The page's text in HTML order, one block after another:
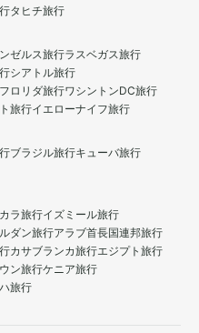
タヒチ旅行
ゼルス旅行ラスベガス旅行
シアトル旅行
フロリダ旅行ワシントンDC旅行
旅行イエローナイフ旅行
ブラジル旅行キューバ旅行
ラ旅行イズミール旅行
ダン旅行アラブ首長国連邦旅行
カサブランカ旅行エジプト旅行
ン旅行ケニア旅行
旅行